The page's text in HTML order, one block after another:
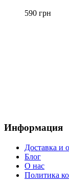
590 грн
Информация
Доставка и
Блог
О нас
Политика